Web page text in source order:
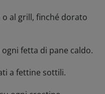
o al grill, finché dorato
ogni fetta di pane caldo.
a fettine sottili.